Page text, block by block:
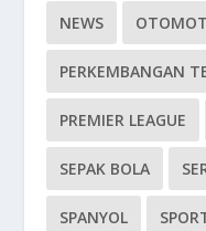
NEWS
PERKEMBANGAN
PREMIER LEAGUE
SEPAK BOLA
SPANYOL